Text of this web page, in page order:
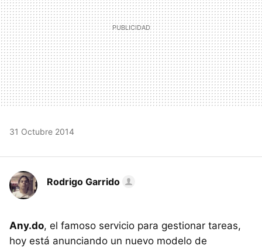
31 Octubre 2014
Rodrigo Garrido
Any.do, el famoso servicio para gestionar tareas,
hoy está anunciando un nuevo modelo de